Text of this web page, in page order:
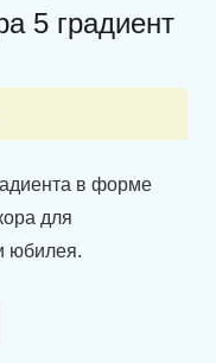
5 градиент
в форме
для
юбилея.